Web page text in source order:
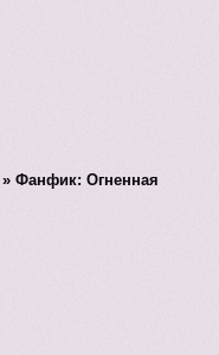
» Фанфик: Огненная